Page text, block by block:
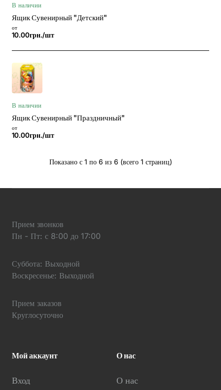
В наличии
Ящик Сувенирный "Детский"
от
10.00грн./шт
В наличии
Ящик Сувенирный "Праздничный"
от
10.00грн./шт
Показано с 1 по 6 из 6 (всего 1 страниц)
Прием звонков
Пн - Пт: с 8:00 до 17:00
Суббота: Выходной
Воскресенье: Выходной
Прием заказов
Круглосуточно
Мой аккаунт
Вход
О нас
О нас